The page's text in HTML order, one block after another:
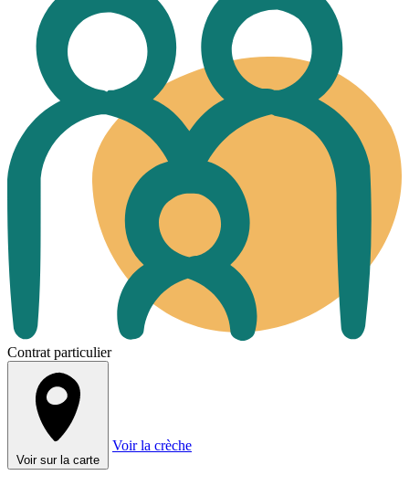
Contrat particulier
Voir sur la carte
Voir la crèche